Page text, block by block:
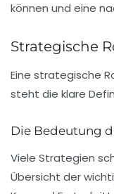
können und eine
Strategische
Eine strategische
steht die klare
Die Bedeutung
Viele Strategien
Übersicht der